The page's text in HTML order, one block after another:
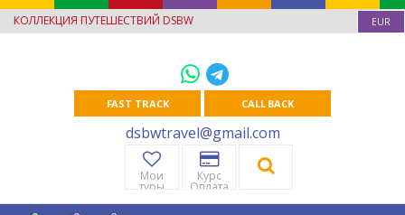
КОЛЛЕКЦИЯ ПУТЕШЕСТВИЙ DSBW EUR
FAST TRACK CALL BACK
dsbwtravel@gmail.com
Мои
туры
Курс
Оплата